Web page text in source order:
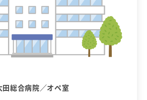
総合病院／オペ室